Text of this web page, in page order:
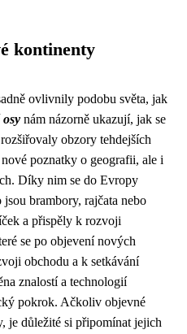
kontinenty
ovlivnily podobu světa, jak
osy nám názorně ukazují, jak se
obzory tehdejších
poznatky o geografii, ale i
Díky nim se do Evropy
brambory, rajčata nebo
a přispěly k rozvoji
se po objevení nových
obchodu a k setkávání
znalostí a technologií
pokrok. Ačkoliv objevné
je důležité si připomínat jejich